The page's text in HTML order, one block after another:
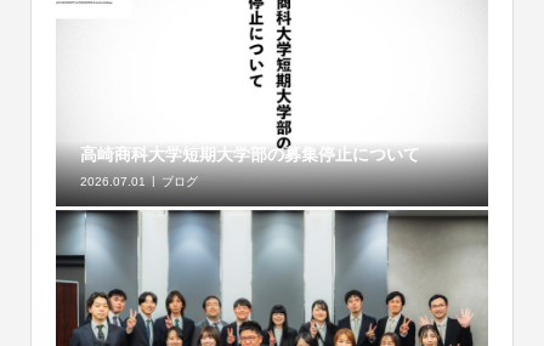
高崎商科大学短期大学部の募集停止について
2026.07.01 ブログ